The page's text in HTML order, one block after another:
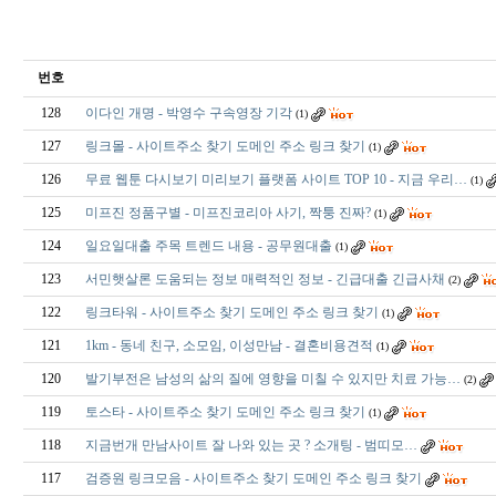
번호
128 이다인 개명 - 박영수 구속영장 기각 (1)
127 링크몰 - 사이트주소 찾기 도메인 주소 링크 찾기 (1)
126 무료 웹툰 다시보기 미리보기 플랫폼 사이트 TOP 10 - 지금 우리… (1)
125 미프진 정품구별 - 미프진코리아 사기, 짝퉁 진짜? (1)
124 일요일대출 주목 트렌드 내용 - 공무원대출 (1)
123 서민햇살론 도움되는 정보 매력적인 정보 - 긴급대출 긴급사채 (2)
122 링크타워 - 사이트주소 찾기 도메인 주소 링크 찾기 (1)
121 1km - 동네 친구, 소모임, 이성만남 - 결혼비용견적 (1)
120 발기부전은 남성의 삶의 질에 영향을 미칠 수 있지만 치료 가능… (2)
119 토스타 - 사이트주소 찾기 도메인 주소 링크 찾기 (1)
118 지금번개 만남사이트 잘 나와 있는 곳 ? 소개팅 - 범­띠­모­…
117 검증원 링크모음 - 사이트주소 찾기 도메인 주소 링크 찾기